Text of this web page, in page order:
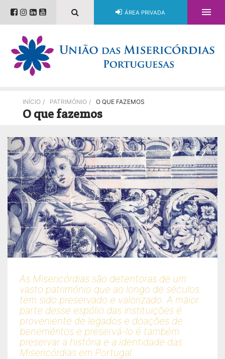
ÁREA PRIVADA 
INÍCIO / PATRIMÓNIO / O QUE FAZEMOS
O que fazemos
As Misericórdias são detentoras de um
vasto património que ao longo de séculos
tem sido preservado e valorizado. A maior
parte desse espólio das instituições é
proveniente de legados e doações de
beneméritos e preservá-lo é também
preservar a história e a identidade das
Misericórdias em Portugal.